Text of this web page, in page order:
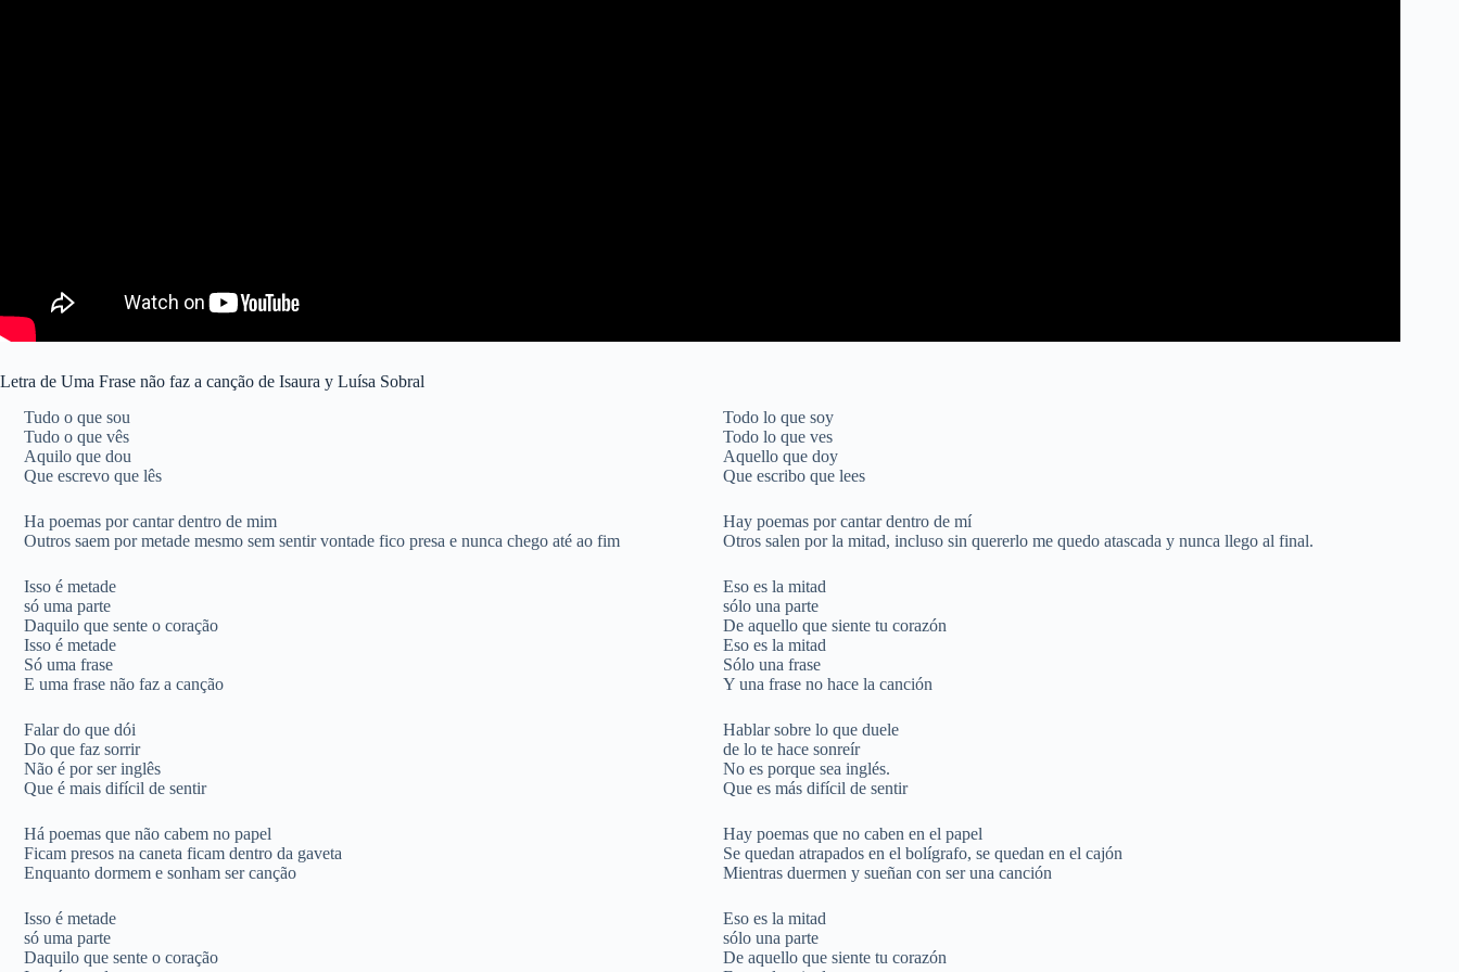
Letra de Uma Frase não faz a canção de Isaura y Luísa Sobral
Tudo o que sou
Tudo o que vês
Aquilo que dou
Que escrevo que lês
Ha poemas por cantar dentro de mim
Outros saem por metade mesmo sem sentir vontade fico presa e nunca chego até ao fim
Isso é metade
só uma parte
Daquilo que sente o coração
Isso é metade
Só uma frase
E uma frase não faz a canção
Falar do que dói
Do que faz sorrir
Não é por ser inglês
Que é mais difícil de sentir
Há poemas que não cabem no papel
Ficam presos na caneta ficam dentro da gaveta
Enquanto dormem e sonham ser canção
Isso é metade
só uma parte
Daquilo que sente o coração
Todo lo que soy
Todo lo que ves
Aquello que doy
Que escribo que lees
Hay poemas por cantar dentro de mí
Otros salen por la mitad, incluso sin quererlo me quedo atascada y nunca llego al final.
Eso es la mitad
sólo una parte
De aquello que siente tu corazón
Eso es la mitad
Sólo una frase
Y una frase no hace la canción
Hablar sobre lo que duele
de lo te hace sonreír
No es porque sea inglés.
Que es más difícil de sentir
Hay poemas que no caben en el papel
Se quedan atrapados en el bolígrafo, se quedan en el cajón
Mientras duermen y sueñan con ser una canción
Eso es la mitad
sólo una parte
De aquello que siente tu corazón